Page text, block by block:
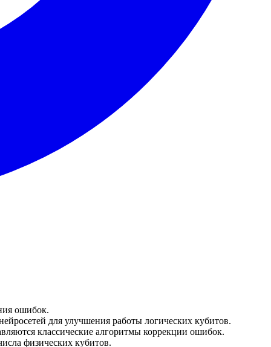
ошибок.
для улучшения работы логических кубитов.
классические алгоритмы коррекции ошибок.
физических кубитов.